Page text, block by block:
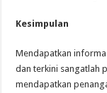
Kesimpulan
Mendapatkan
dan terkini sangatlah
mendapatkan